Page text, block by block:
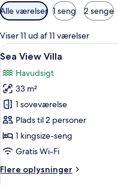
Tilgængelige
filtre
for
værelser
Alle værelser 1 seng 2 senge
Viser 11 ud af 11 værelser
Indlæs
alle
billeder
af
Sea
View
Villa
10
Sea View Villa
Havudsigt
33 m²
1 soveværelse
Plads til 2 personer
1 kingsize-seng
Gratis Wi-Fi
Flere oplysninger
Flere